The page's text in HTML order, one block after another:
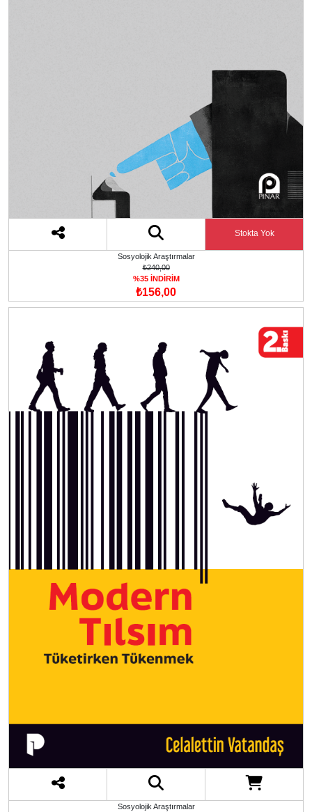
Stokta Yok
Sosyolojik Araştırmalar
₺240,00
%35 İNDİRİM
₺156,00
Sosyolojik Araştırmalar